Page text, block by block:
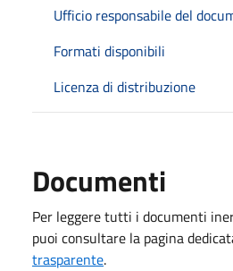
Ufficio responsabile del
Formati disponibili
Licenza di distribuzione
Documenti
Per leggere tutti i documenti
puoi consultare la pagina
trasparente.